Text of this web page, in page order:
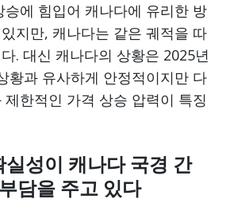
승에 힘입어 캐나다에 유리한 방
지만, 캐나다는 같은 궤적을 따
. 대신 캐나다의 상황은 2025년
황과 유사하게 안정적이지만 다
한적인 가격 상승 압력이 특징
성이 캐나다 국경 간
담을 주고 있다